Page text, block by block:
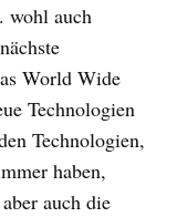
wohl auch
World Wide
Technologien
Technologien,
haben,
auch die